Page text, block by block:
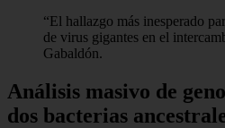
“El hallazgo más inesperado
de virus gigantes en el
Gabaldón.
Análisis masivo de
dos bacterias